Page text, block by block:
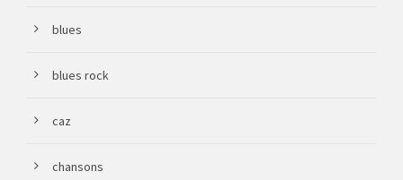
blues
blues rock
caz
chansons